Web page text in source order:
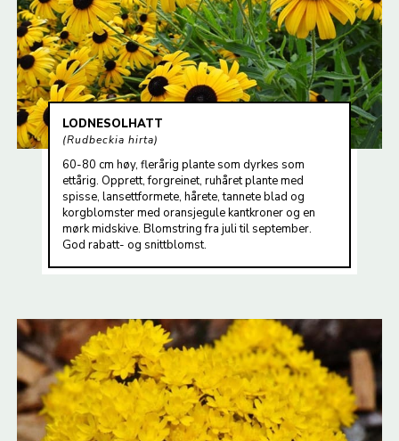
LODNESOLHATT
Rudbeckia hirta
60-80 cm høy, flerårig plante som dyrkes som
ettårig. Opprett, forgreinet, ruhåret plante med
spisse, lansettformete, hårete, tannete blad og
korgblomster med oransjegule kantkroner og en
mørk midskive. Blomstring fra juli til september.
God rabatt- og snittblomst.